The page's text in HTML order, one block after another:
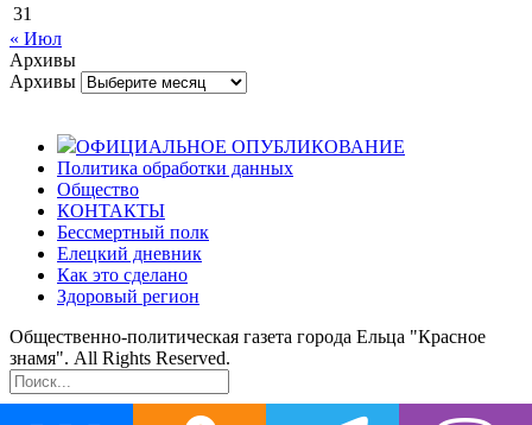
31
« Июл
Архивы
Архивы
ОФИЦИАЛЬНОЕ ОПУБЛИКОВАНИЕ
Политика обработки данных
Общество
КОНТАКТЫ
Бессмертный полк
Елецкий дневник
Как это сделано
Здоровый регион
Общественно-политическая газета города Ельца "Красное
знамя". All Rights Reserved.